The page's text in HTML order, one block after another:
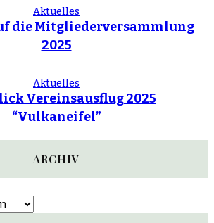
Aktuelles
die Mitgliederversammlung
2025
Aktuelles
Vereinsausflug 2025
“Vulkaneifel”
ARCHIV